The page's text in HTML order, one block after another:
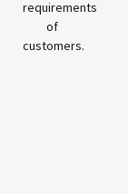
requirements
of
customers.